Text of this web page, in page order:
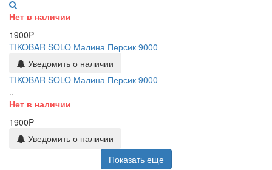
Нет в наличии
1900P
TIKOBAR SOLO Малина Персик 9000
Уведомить о наличии
TIKOBAR SOLO Малина Персик 9000
..
Нет в наличии
1900P
Уведомить о наличии
Показать еще